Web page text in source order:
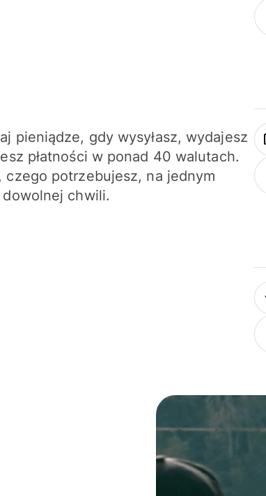
pieniądze, gdy wysyłasz, wydajesz
płatności w ponad 40 walutach.
czego potrzebujesz, na jednym
chwili.